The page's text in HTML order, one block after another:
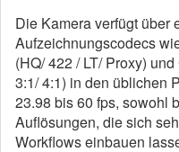
Die Kamera verfügt über
Aufzeichnungscodecs
(HQ/ 422 / LT/ Proxy)
3:1/ 4:1) in den üblichen
23.98 bis 60 fps, sowohl
Auflösungen, die sich
Workflows einbauen